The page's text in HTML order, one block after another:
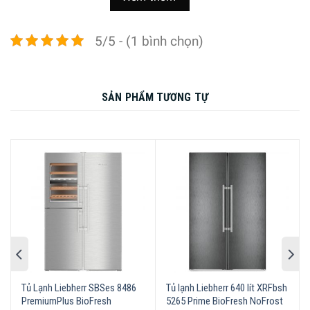
Kiểu tủ
Tủ lạnh ngăn đá dưới – Độc lập
Ngăn đông kín bằng kính trong suốt hạn
chế lẫn mùi FrostSafe
– Mở rộng ngăn kéo với VarioSpace
– Chế độ ngày lễ SabbathMode
5/5 - (1 bình chọn)
SẢN PHẨM TƯƠNG TỰ
Tủ Lạnh Liebherr SBSes 8486
PremiumPlus BioFresh
Tủ lạnh Liebherr 640 lít XRFbsh
5265 Prime BioFresh NoFrost